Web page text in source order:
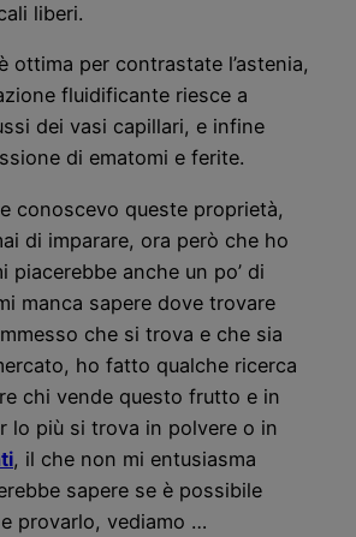
liberi.
è ottima per contrastate l’astenia,
fluidificante riesce a
dei vasi capillari, e infine
di ematomi e ferite.
conoscevo queste proprietà,
di imparare, ora però che ho
piacerebbe anche un po’ di
manca sapere dove trovare
che si trova e che sia
ho fatto qualche ricerca
chi vende questo frutto e in
lo più si trova in polvere o in
, il che non mi entusiasma
sapere se è possibile
provarlo, vediamo …